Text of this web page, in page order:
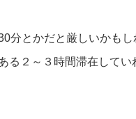
分とかだと厳しいかも
る２～３時間滞在してい